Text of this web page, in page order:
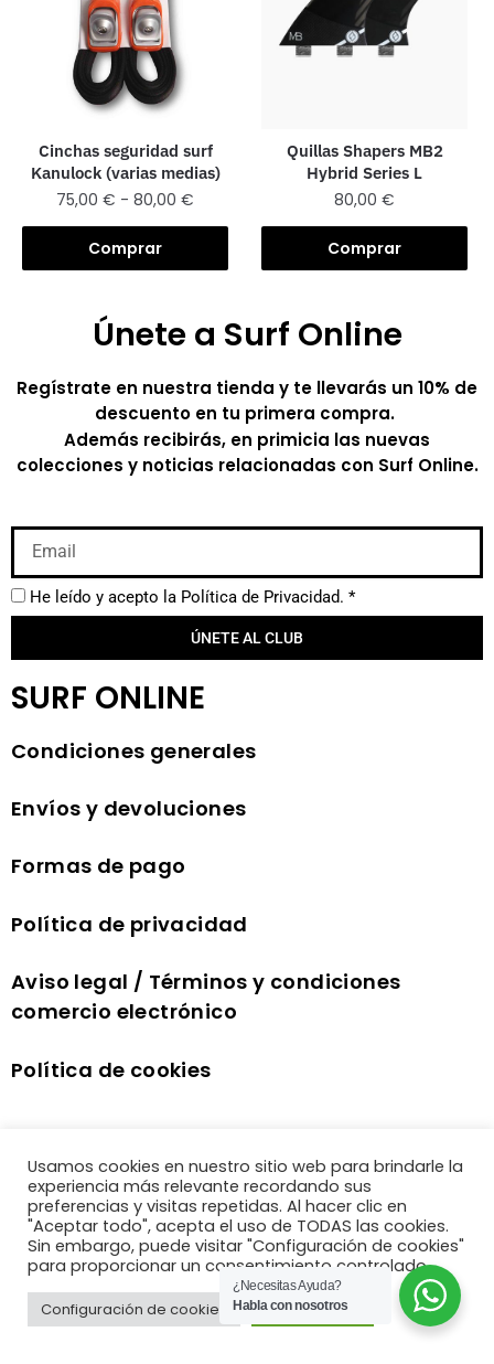
Cinchas seguridad surf
Kanulock (varias medias)
75,00€ - 80,00€
Comprar
Quillas Shapers MB2
Hybrid Series L
80,00€
Comprar
Únete a Surf Online
Regístrate en nuestra tienda y te llevarás un 10% de
descuento en tu primera compra.
Además recibirás, en primicia las nuevas
colecciones y noticias relacionadas con Surf Online.
He leído y acepto la Política de Privacidad. *
ÚNETE AL CLUB
SURF ONLINE
Condiciones generales
Envíos y devoluciones
Formas de pago
Política de privacidad
Aviso legal / Términos y condiciones
comercio electrónico
Política de cookies
Usamos cookies en nuestro sitio web para brindarle la
experiencia más relevante recordando sus
preferencias y visitas repetidas. Al hacer clic en
"Aceptar todo", acepta el uso de TODAS las cookies.
Sin embargo, puede visitar "Configuración de cookies"
para proporcionar un consentimiento controlado.
Configuración de cookies Aceptar todo
¿Necesitas Ayuda?
Habla con nosotros